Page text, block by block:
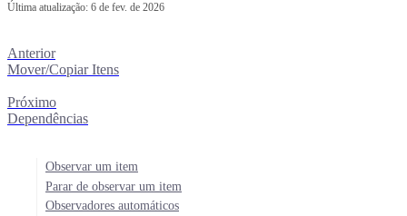
Última atualização: 6 de fev. de 2026
Anterior
Mover/Copiar Itens
Próximo
Dependências
Observar um item
Parar de observar um item
Observadores automáticos